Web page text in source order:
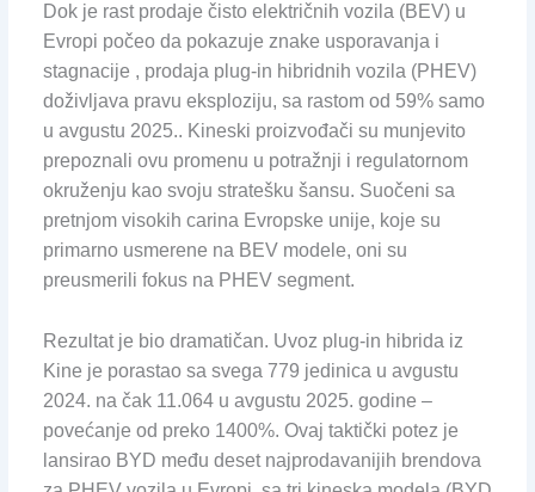
Dok je rast prodaje čisto električnih vozila (BEV) u
Evropi počeo da pokazuje znake usporavanja i
stagnacije , prodaja plug-in hibridnih vozila (PHEV)
doživljava pravu eksploziju, sa rastom od 59% samo
u avgustu 2025.. Kineski proizvođači su munjevito
prepoznali ovu promenu u potražnji i regulatornom
okruženju kao svoju stratešku šansu. Suočeni sa
pretnjom visokih carina Evropske unije, koje su
primarno usmerene na BEV modele, oni su
preusmerili fokus na PHEV segment.
Rezultat je bio dramatičan. Uvoz plug-in hibrida iz
Kine je porastao sa svega 779 jedinica u avgustu
2024. na čak 11.064 u avgustu 2025. godine –
povećanje od preko 1400%. Ovaj taktički potez je
lansirao BYD među deset najprodavanijih brendova